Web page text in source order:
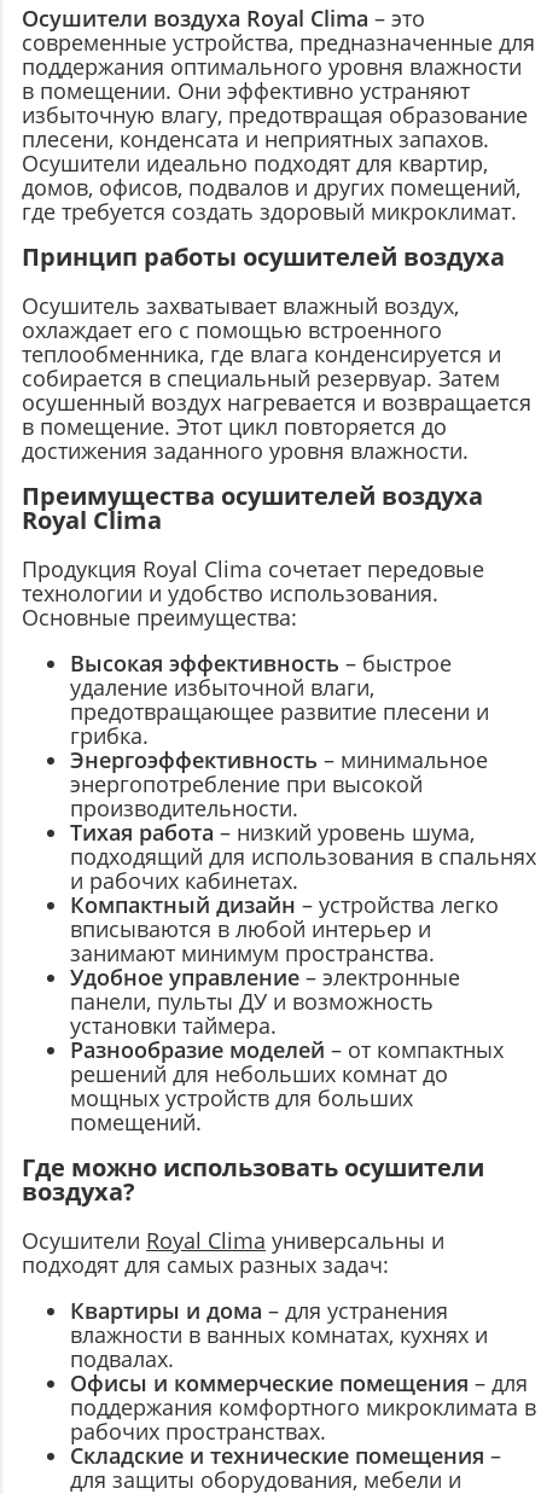
Осушители воздуха Royal Clima – это
современные устройства, предназначенные для
поддержания оптимального уровня влажности
в помещении. Они эффективно устраняют
избыточную влагу, предотвращая образование
плесени, конденсата и неприятных запахов.
Осушители идеально подходят для квартир,
домов, офисов, подвалов и других помещений,
где требуется создать здоровый микроклимат.
Принцип работы осушителей воздуха
Осушитель захватывает влажный воздух,
охлаждает его с помощью встроенного
теплообменника, где влага конденсируется и
собирается в специальный резервуар. Затем
осушенный воздух нагревается и возвращается
в помещение. Этот цикл повторяется до
достижения заданного уровня влажности.
Преимущества осушителей воздуха
Royal Clima
Продукция Royal Clima сочетает передовые
технологии и удобство использования.
Основные преимущества:
Высокая эффективность – быстрое
удаление избыточной влаги,
предотвращающее развитие плесени и
грибка.
Энергоэффективность – минимальное
энергопотребление при высокой
производительности.
Тихая работа – низкий уровень шума,
подходящий для использования в спальнях
и рабочих кабинетах.
Компактный дизайн – устройства легко
вписываются в любой интерьер и
занимают минимум пространства.
Удобное управление – электронные
панели, пульты ДУ и возможность
установки таймера.
Разнообразие моделей – от компактных
решений для небольших комнат до
мощных устройств для больших
помещений.
Где можно использовать осушители
воздуха?
Осушители Royal Clima универсальны и
подходят для самых разных задач:
Квартиры и дома – для устранения
влажности в ванных комнатах, кухнях и
подвалах.
Офисы и коммерческие помещения – для
поддержания комфортного микроклимата в
рабочих пространствах.
Складские и технические помещения –
для защиты оборудования, мебели и